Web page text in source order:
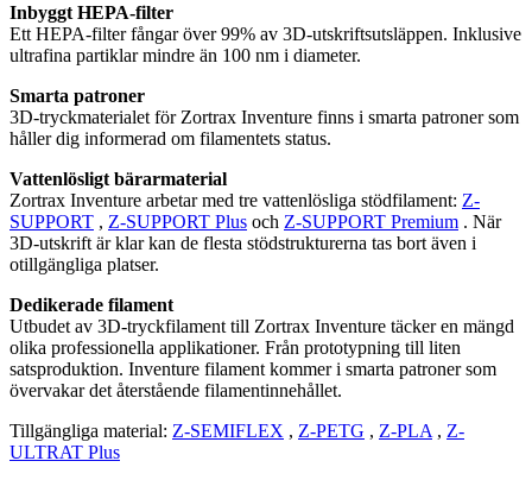
Inbyggt HEPA-filter
Ett HEPA-filter fångar över 99% av 3D-utskriftsutsläppen. Inklusive
ultrafina partiklar mindre än 100 nm i diameter.
Smarta patroner
3D-tryckmaterialet för Zortrax Inventure finns i smarta patroner som
håller dig informerad om filamentets status.
Vattenlösligt bärarmaterial
Zortrax Inventure arbetar med tre vattenlösliga stödfilament: Z-
SUPPORT , Z-SUPPORT Plus och Z-SUPPORT Premium . När
3D-utskrift är klar kan de flesta stödstrukturerna tas bort även i
otillgängliga platser.
Dedikerade filament
Utbudet av 3D-tryckfilament till Zortrax Inventure täcker en mängd
olika professionella applikationer. Från prototypning till liten
satsproduktion. Inventure filament kommer i smarta patroner som
övervakar det återstående filamentinnehållet.
Tillgängliga material: Z-SEMIFLEX , Z-PETG , Z-PLA , Z-
ULTRAT Plus